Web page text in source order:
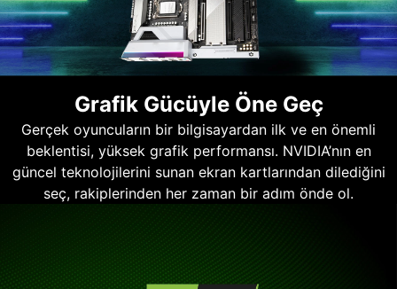
Grafik Gücüyle Öne Geç
Gerçek oyuncuların bir bilgisayardan ilk ve en önemli
beklentisi, yüksek grafik performansı. NVIDIA’nın en
güncel teknolojilerini sunan ekran kartlarından dilediğini
seç, rakiplerinden her zaman bir adım önde ol.